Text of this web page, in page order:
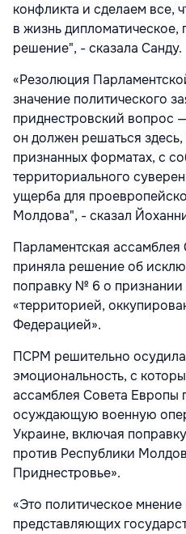
конфликта и сделаем все,
в жизнь дипломатическое,
решение", - сказала Санду.
«Резолюция
значение политического
приднестровский вопрос
он должен решаться
признанных форматах, с
территориального
ущерба для
Молдова", - сказал
Парламентская
приняла решение об
поправку № 6 о признании
«территорией,
Федерацией».
ПСРМ решительно
эмоциональность, с
ассамблея Совета
осуждающую военную
Украине, включая
против Республики
Приднестровье».
«Это политическое
представляющих